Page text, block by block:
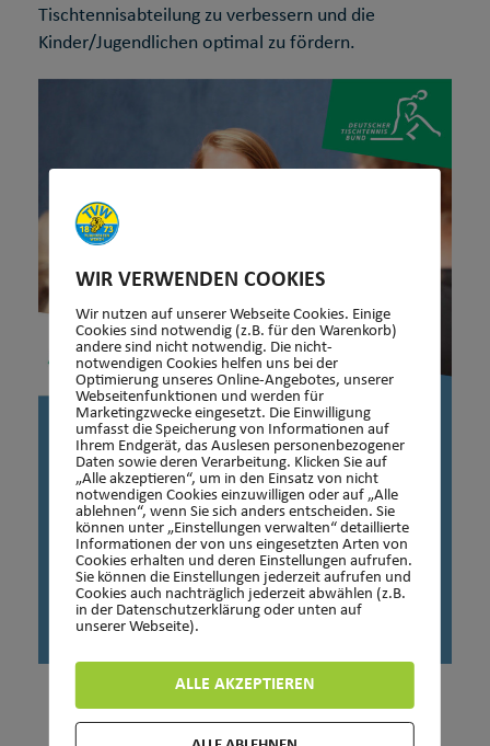
Tischtennisabteilung zu verbessern und die
Kinder/Jugendlichen optimal zu fördern.
Noel Voß hat im März 2023 die StarTTer Trainer-
Lizenz erworben
WIR VERWENDEN COOKIES
Wir nutzen auf unserer Webseite Cookies. Einige
Cookies sind notwendig (z.B. für den Warenkorb)
andere sind nicht notwendig. Die nicht-
notwendigen Cookies helfen uns bei der
Optimierung unseres Online-Angebotes, unserer
Webseitenfunktionen und werden für
Marketingzwecke eingesetzt. Die Einwilligung
umfasst die Speicherung von Informationen auf
Ihrem Endgerät, das Auslesen personenbezogener
Daten sowie deren Verarbeitung. Klicken Sie auf
„Alle akzeptieren“, um in den Einsatz von nicht
notwendigen Cookies einzuwilligen oder auf „Alle
ablehnen“, wenn Sie sich anders entscheiden. Sie
können unter „Einstellungen verwalten“ detaillierte
Informationen der von uns eingesetzten Arten von
Cookies erhalten und deren Einstellungen aufrufen.
Sie können die Einstellungen jederzeit aufrufen und
Cookies auch nachträglich jederzeit abwählen (z.B.
in der Datenschutzerklärung oder unten auf
unserer Webseite).
ALLE AKZEPTIEREN